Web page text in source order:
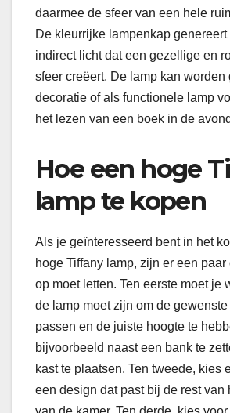
daarmee de sfeer van een hele
De kleurrijke lampenkap genereert
indirect licht dat een gezellige en
sfeer creëert. De lamp kan worden
decoratie of als functionele lamp
het lezen van een boek in de
Hoe een hoge
lamp te kopen
Als je geïnteresseerd bent in het
hoge Tiffany lamp, zijn er een
op moet letten. Ten eerste moet je
de lamp moet zijn om de
passen en de juiste hoogte te
bijvoorbeeld naast een bank te
kast te plaatsen. Ten tweede, kies
een design dat past bij de rest van